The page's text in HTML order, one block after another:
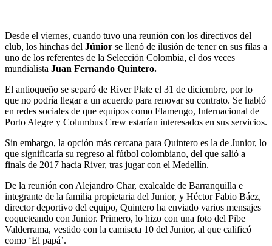
Desde el viernes, cuando tuvo una reunión con los directivos del
club, los hinchas del Júnior se llenó de ilusión de tener en sus filas a
uno de los referentes de la Selección Colombia, el dos veces
mundialista Juan Fernando Quintero.
El antioqueño se separó de River Plate el 31 de diciembre, por lo
que no podría llegar a un acuerdo para renovar su contrato. Se habló
en redes sociales de que equipos como Flamengo, Internacional de
Porto Alegre y Columbus Crew estarían interesados ​​en sus servicios.
Sin embargo, la opción más cercana para Quintero es la de Junior, lo
que significaría su regreso al fútbol colombiano, del que salió a
finals de 2017 hacia River, tras jugar con el Medellín.
De la reunión con Alejandro Char, exalcalde de Barranquilla e
integrante de la familia propietaria del Junior, y Héctor Fabio Báez,
director deportivo del equipo, Quintero ha enviado varios mensajes
coqueteando con Junior. Primero, lo hizo con una foto del Pibe
Valderrama, vestido con la camiseta 10 del Junior, al que calificó
como ‘El papá’.